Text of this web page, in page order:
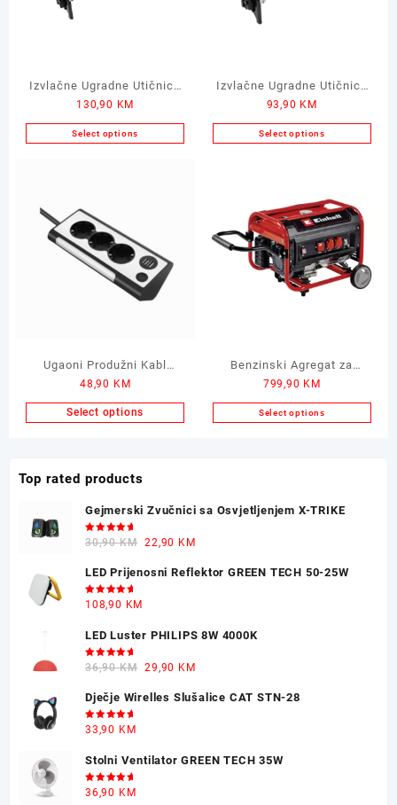
Izvlačne Ugradne Utičnice
sa 3 Utičnice sa 2 USB-a
130,90 KM
Select options
Izvlačne Ugradne Utičnice
sa 3 Utičnice
93,90 KM
Select options
Ugaoni Produžni Kabl
Schuko sa 3 Utičnice i 2
USB Ulaza
48,90 KM
Select options
Benzinski Agregat za
Struju EINHELL TC-PG
35/E5 15L
799,90 KM
Select options
Top rated products
Gejmerski Zvučnici sa Osvjetljenjem X-TRIKE
Ocjenjeno
5.00 od 5
30,90KM Original
was:
22,90 KMCurrent
is:
LED Prijenosni Reflektor GREEN TECH 50-25W
Ocjenjeno
5.00od 5
108,90 KM
LED Luster PHILIPS 8W 4000K
Ocjenjeno
5.00 od 5
36,90KM Original
was:
29,90 KMCurrent
is:
Dječje Wirelles Slušalice CAT STN-28
Ocjenjeno
5.00 od 5
33,90 KM
Stolni Ventilator GREEN TECH 35W
Ocjenjeno
5.00 od 5
36,90 KM